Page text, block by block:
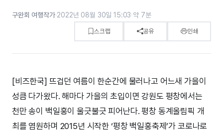
구완회 여행작가·2022년 08월 30일 15:03·약 7분
스크랩 공유 인쇄
[비즈한국] 뜨겁던 여름이 한순간에 물러나고 어느새 가을이
성큼 다가왔다. 해마다 가을의 초입이면 강원도 평창에서는
천만 송이 백일홍이 울긋불긋 피어난다. 평창 동계올림픽 개
최를 염원하며 2015년 시작한 ‘평창 백일홍축제’가 코로나로